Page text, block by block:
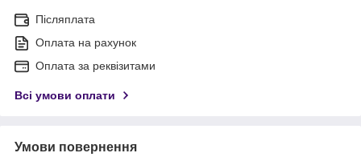
Післяплата
Оплата на рахунок
Оплата за реквізитами
Всі умови оплати
Умови повернення